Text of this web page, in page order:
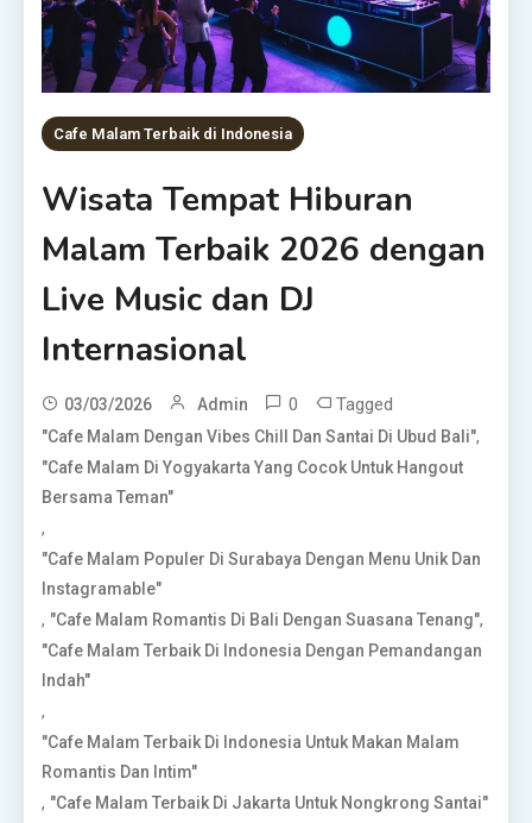
Cafe Malam Terbaik di Indonesia
Wisata Tempat Hiburan
Malam Terbaik 2026 dengan
Live Music dan DJ
Internasional
03/03/2026 Admin 0 Tagged
"Cafe Malam Dengan Vibes Chill Dan Santai Di Ubud Bali",
"Cafe Malam Di Yogyakarta Yang Cocok Untuk Hangout
Bersama Teman"
,
"Cafe Malam Populer Di Surabaya Dengan Menu Unik Dan
Instagramable"
, "Cafe Malam Romantis Di Bali Dengan Suasana Tenang",
"Cafe Malam Terbaik Di Indonesia Dengan Pemandangan
Indah"
,
"Cafe Malam Terbaik Di Indonesia Untuk Makan Malam
Romantis Dan Intim"
, "Cafe Malam Terbaik Di Jakarta Untuk Nongkrong Santai"